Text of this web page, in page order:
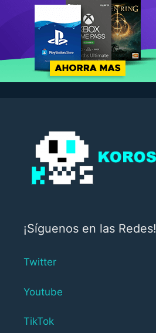
¡Síguenos en las Redes!
Twitter
Youtube
TikTok